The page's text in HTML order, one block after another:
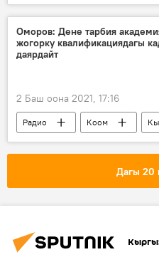
балбан
Спорт
Оморов: Дене тарбия
жогорку квалификациядагы
даярдайт
2 Баш оона 2021, 17:16
Радио Коом
Жаштар иши, дене тарбия жана
Дагы 20